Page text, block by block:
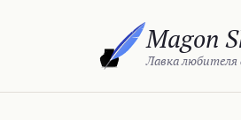
Magon
Лавка любителя